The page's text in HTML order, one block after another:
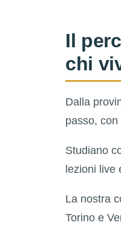
Il
chi
Dalla
passo,
Studiano
lezioni live
La nostra
Torino e